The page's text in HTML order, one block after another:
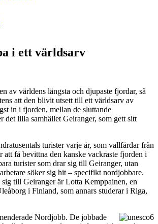
i ett världsarv
av världens längsta och djupaste fjordar, så
att den blivit utsett till ett världsarv av
in i fjorden, mellan de sluttande
det lilla samhället Geiranger, som gett sitt
turister varje år, som vallfärdar från
att få bevittna den kanske vackraste fjorden i
turister som drar sig till Geiranger, utan
söker sig hit – specifikt nordjobbare.
till Geiranger är Lotta Kemppainen, en
i Finland, som annars studerar i Riga,
Nordjobb. De jobbade